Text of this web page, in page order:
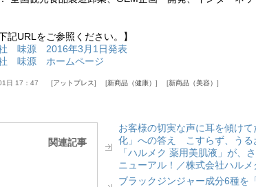
記URLをご参照ください。】
社 味源 2016年3月1日発表
社 味源 ホームページ
日 17：47 アットプレス 新商品（健康） 新商品（美容）
関連記事
お客様の切実な声に耳を傾け
化」への答え こすらず、うる
「ハルメク 薬用美肌液」が、
ニューアル！／株式会社ハル
ブラックジンジャー成分6種を